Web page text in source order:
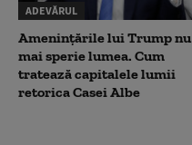
ADEVĂRUL
Amenințările lui Trump nu
mai sperie lumea. Cum
tratează capitalele lumii
retorica Casei Albe